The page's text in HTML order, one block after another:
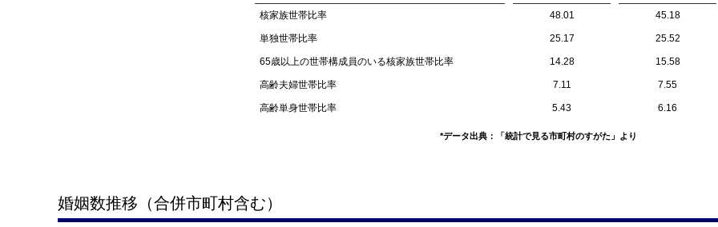
核家族世帯比率 48.01 45.18
単独世帯比率 25.17 25.52
65歳以上の世帯構成員のいる核家族世帯比率 14.28 15.58
高齢夫婦世帯比率 7.11 7.55
高齢単身世帯比率 5.43 6.16
*データ出典：「統計で見る市町村のすがた」より
婚姻数推移（合併市町村含む）